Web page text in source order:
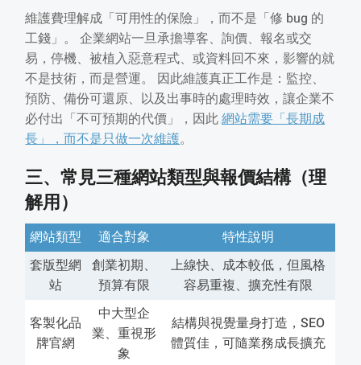
維護費理解成「可用性的保險」，而不是「修 bug 的
工錢」。 企業網站一旦承擔導客、詢價、報名或交
易，停機、被植入惡意程式、或資料回不來，影響的就
不是技術，而是營運。 因此維護真正工作是：監控、
預防、備份可還原、以及出事時的處理時效，讓企業不
必付出「不可預期的代價」，因此網站需要「長期成
長」，而不是只做一次維護。
三、常見三種網站類型與報價結構（理
解用）
網站類型 適合對象
特性說明
套版型網
站
創業初期、
預算有限
上線快、成本較低，但風格
容易重複、擴充性有限
客製化品
牌官網
中大型企
業、重視形
象
結構與視覺量身打造，SEO
體質佳，可隨業務成長擴充